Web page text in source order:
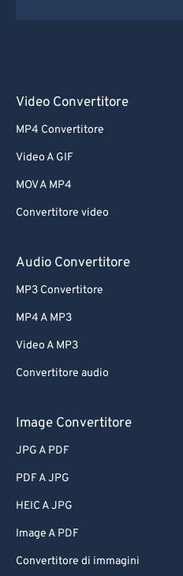
Video Convertitore
MP4 Convertitore
Video A GIF
MOV A MP4
Convertitore video
Audio Convertitore
MP3 Convertitore
MP4 A MP3
Video A MP3
Convertitore audio
Image Convertitore
JPG A PDF
PDF A JPG
HEIC A JPG
Image A PDF
Convertitore di immagini